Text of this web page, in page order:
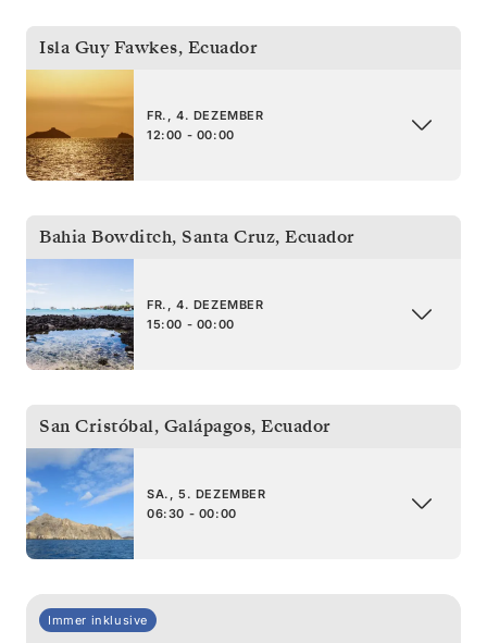
Isla Guy Fawkes, Ecuador
FR., 4. DEZEMBER
12:00 - 00:00
Bahia Bowditch, Santa Cruz, Ecuador
FR., 4. DEZEMBER
15:00 - 00:00
San Cristóbal, Galápagos, Ecuador
SA., 5. DEZEMBER
06:30 - 00:00
Immer inklusive